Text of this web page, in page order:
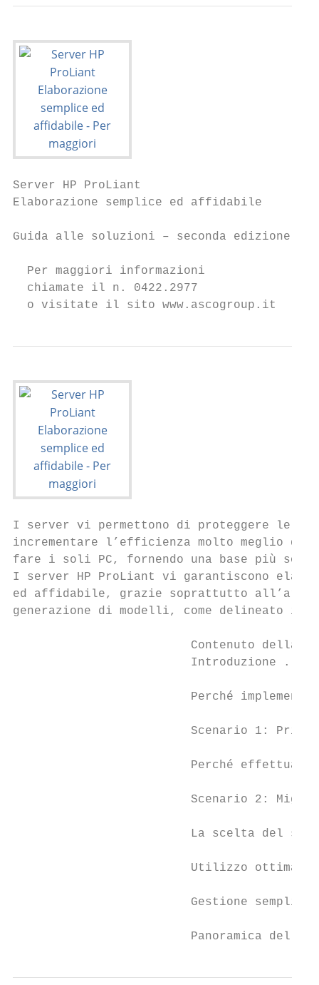
Server HP ProLiant
Elaborazione semplice ed affidabile
Guida alle soluzioni – seconda edizione
Per maggiori informazioni
  chiamate il n. 0422.2977
  o visitate il sito www.ascogroup.it
I server vi permettono di proteggere le
incrementare l’efficienza molto meglio di
fare i soli PC, fornendo una base più
I server HP ProLiant vi garantiscono
ed affidabile, grazie soprattutto
generazione di modelli, come delineato in
Contenuto della
Introduzione . .
Perché
Scenario 1:
Perché
Scenario 2:
La scelta del
Utilizzo
Gestione
Panoramica della